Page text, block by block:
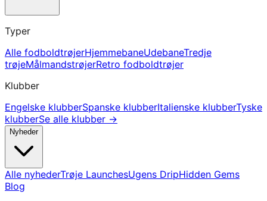
Typer
Alle fodboldtrøjerHjemmebaneUdebaneTredje
trøjeMålmandstrøjerRetro fodboldtrøjer
Klubber
Engelske klubberSpanske klubberItalienske klubberTyske
klubberSe alle klubber →
Nyheder
Alle nyhederTrøje LaunchesUgens DripHidden Gems
Blog